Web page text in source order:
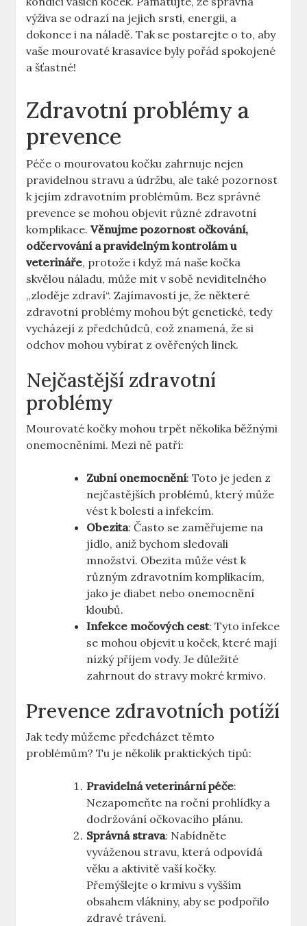
výživa se odrazí na jejich srsti, energii, a
dokonce i na náladě. Tak se postarejte o to, aby
vaše mourovaté krasavice byly pořád spokojené
a šťastné!
Zdravotní problémy a
prevence
Péče o mourovatou kočku zahrnuje nejen
pravidelnou stravu a údržbu, ale také pozornost
k jejím zdravotním problémům. Bez správné
prevence se mohou objevit různé zdravotní
komplikace.Věnujme pozornost očkování,
odčervování a pravidelným kontrolám u
veterináře, protože i když má naše kočka
skvělou náladu, může mít v sobě neviditelného
„zloděje zdraví“. Zajímavostí je, že některé
zdravotní problémy mohou být genetické, tedy
vycházejí z předchůdců, což znamená, že si
odchov mohou vybírat z ověřených linek.
Nejčastější zdravotní
problémy
Mourovaté kočky mohou trpět několika běžnými
onemocněními. Mezi ně patří:
Zubní onemocnění: Toto je jeden z
nejčastějších problémů, který může
vést k bolesti a infekcím.
Obezita: Často se zaměřujeme na
jídlo, aniž bychom sledovali
množství. Obezita může vést k
různým zdravotním komplikacím,
jako je diabet nebo onemocnění
kloubů.
Infekce močových cest: Tyto infekce
se mohou objevit u koček, které mají
nízký příjem vody. Je důležité
zahrnout do stravy mokré krmivo.
Prevence zdravotních potíží
Jak tedy můžeme předcházet těmto
problémům? Tu je několik praktických tipů:
Pravidelná veterinární péče:
Nezapomeňte na roční prohlídky a
dodržování očkovacího plánu.
Správná strava: Nabídněte
vyváženou stravu, která odpovídá
věku a aktivitě vaší kočky.
Přemýšlejte o krmivu s vyšším
obsahem vlákniny, aby se podpořilo
zdravé trávení.